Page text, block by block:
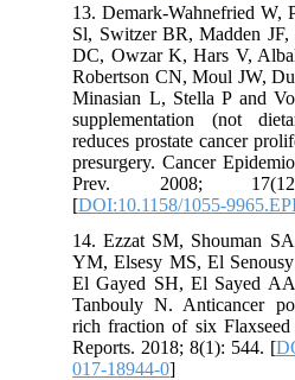
13. Demark-Wahnefried
Sl, Switzer BR, Madden
DC, Owzar K, Hars V,
Robertson CN, Moul
Minasian L, Stella P
supplementation (not
reduces prostate cancer
presurgery. Cancer
Prev. 2008;
[DOI:10.1158/1055-
14. Ezzat SM,
YM, Elsesy MS, El
El Gayed SH, El Sayed
Tanbouly N.
rich fraction of six
Reports. 2018; 8(1):
017-18944-0